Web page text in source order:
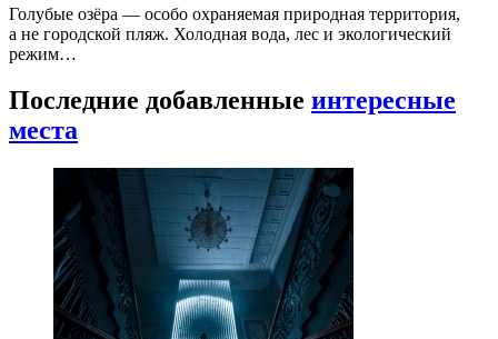
Голубые озёра — особо охраняемая природная территория,
а не городской пляж. Холодная вода, лес и экологический
режим…
Последние добавленные интересные
места